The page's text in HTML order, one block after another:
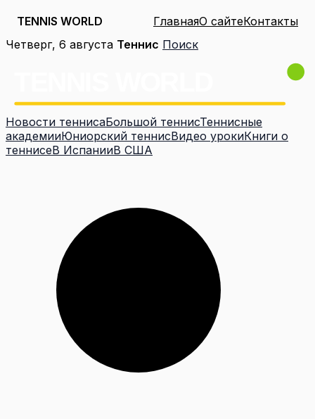
TENNIS WORLD ГлавнаяО сайтеКонтакты
Перейти
Четверг, 6 августа Теннис Поиск
Новости теннисаБольшой теннисТеннисные
академииЮниорский теннисВидео урокиКниги о
теннисеВ ИспанииВ США